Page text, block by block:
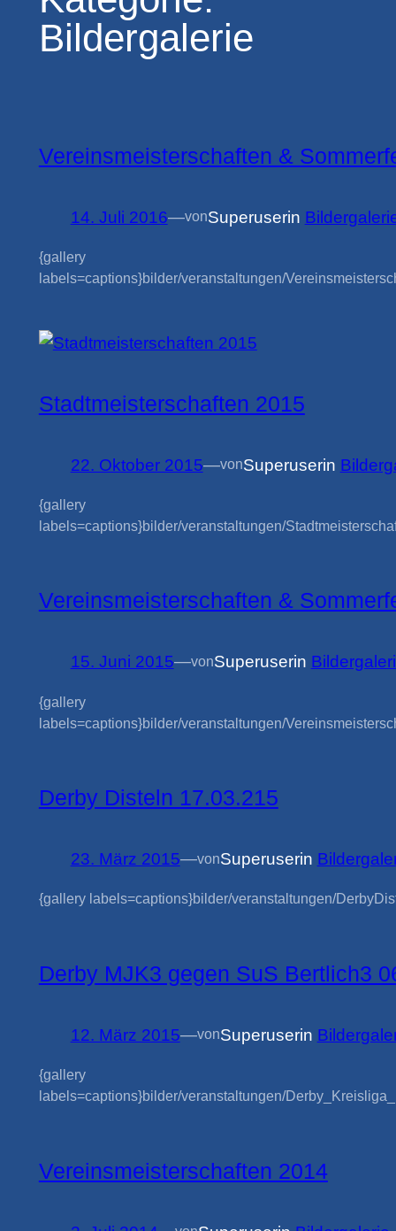
Bildergalerie
Vereinsmeisterschaften &
14. Juli 2016—vonSuperuserin
{gallery
labels=captions}bilder/veranstaltungen/
Stadtmeisterschaften 2015
22. Oktober 2015—vonSuperuserin
{gallery
labels=captions}bilder/veranstaltungen/
Vereinsmeisterschaften &
15. Juni 2015—vonSuperuserin
{gallery
labels=captions}bilder/veranstaltungen/
Derby Disteln 17.03.215
23. März 2015—vonSuperuserin
{gallery labels=captions}bilder/veranstaltungen/
Derby MJK3 gegen SuS Bertlich3
12. März 2015—vonSuperuserin
{gallery
labels=captions}bilder/veranstaltungen/
Vereinsmeisterschaften 2014